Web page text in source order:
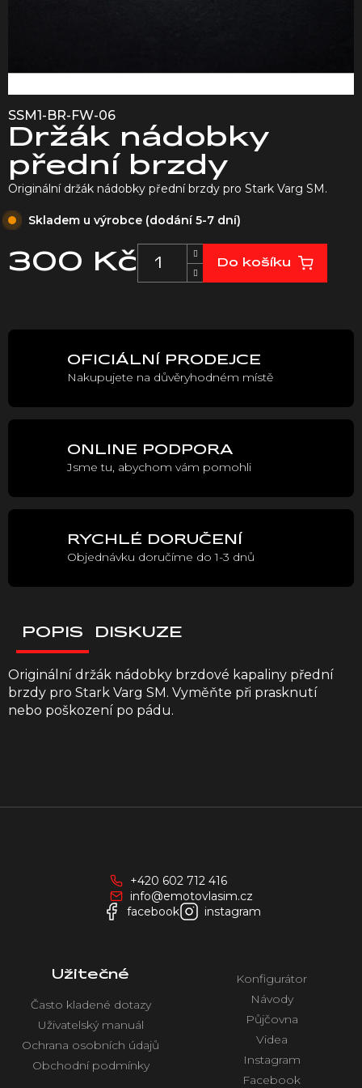
SSM1-BR-FW-06
Držák nádobky
přední brzdy
300 Kč
cena:
Skladem u výrobce (dodání 5-7 dní)
Do košíku
Originální držák nádobky přední brzdy pro Stark Varg SM.
OFICIÁLNÍ PRODEJCE
Nakupujete na důvěryhodném místě
ONLINE PODPORA
Jsme tu, abychom vám pomohli
RYCHLÉ DORUČENÍ
Objednávku doručíme do 1-3 dnů
POPIS DISKUZE
Originální držák nádobky brzdové kapaliny přední
brzdy pro Stark Varg SM. Vyměňte při prasknutí
nebo poškození po pádu.
+420 602 712 416
info@emotovlasim.cz
facebook
instagram
Užitečné
Často kladené dotazy
Uživatelský manuál
Ochrana osobních údajů
Obchodní podmínky
Konfigurátor
Návody
Půjčovna
Videa
Instagram
Facebook